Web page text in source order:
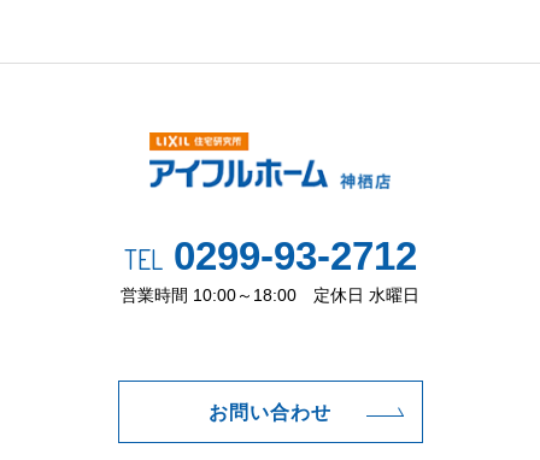
TEL0299-93-2712
営業時間 10:00～18:00 定休日 水曜日
お問い合わせ